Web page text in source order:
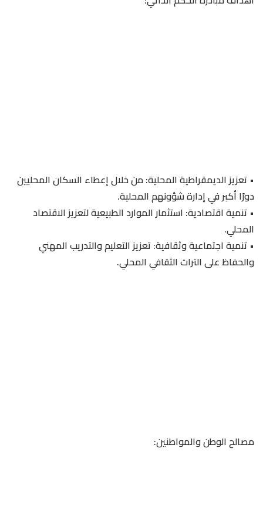
•⁠ ⁠تعزيز الديمقراطية المحلية: من خلال إعطاء السكان المحليين
دورًا أكبر في إدارة شؤونهم المحلية.
•⁠ ⁠تنمية اقتصادية: استثمار الموارد الطبيعية لتعزيز الاقتصاد
المحلي.
•⁠ ⁠تنمية اجتماعية وثقافية: تعزيز التعليم والتدريب المهني
والحفاظ على التراث الثقافي المحلي.
مصالح الوطن والمواطنين: